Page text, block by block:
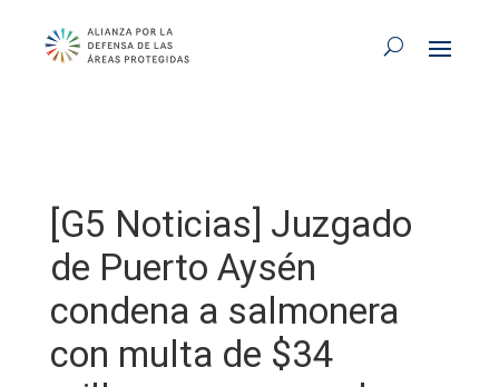
[G5 Noticias] Juzgado
de Puerto Aysén
condena a salmonera
con multa de $34